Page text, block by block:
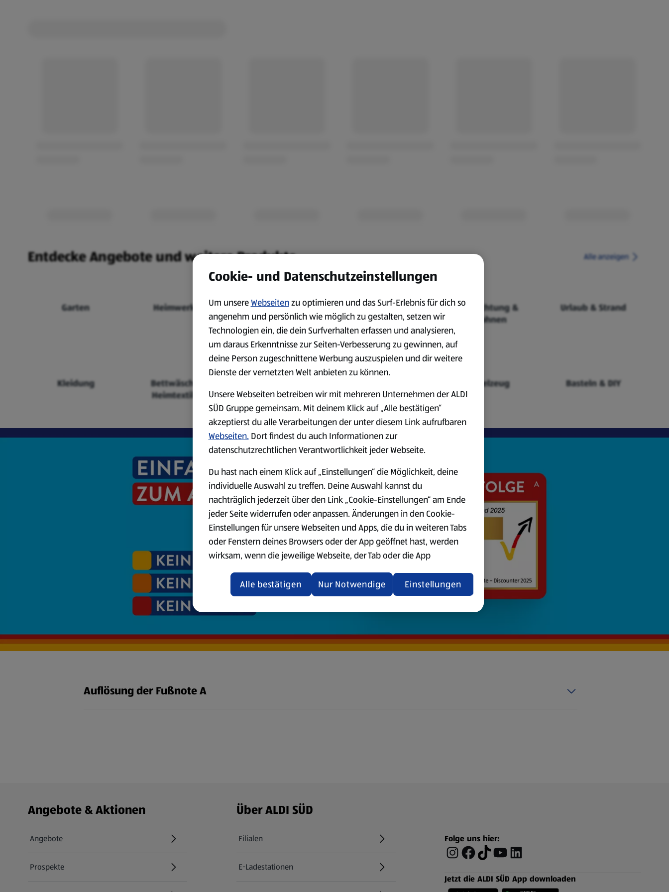
Entdecke Angebote und weitere Produkte. Alle anzeigen
Garten Heimwerken Camping Outdoor & Freizeit
Einrichtung &
Wohnen
Urlaub & Strand
Kleidung
Bettwäsche &
Heimtextilien
Spielzeug Basteln & DIY
Auflösung der Fußnote A
Fußzeilenmenü - weitere Links
Angebote & Aktionen
Angebote
Prospekte
Über ALDI SÜD
Filialen
E-Ladestationen
Folge uns hier:
Jetzt die ALDI SÜD App downloaden
Cookie- und Datenschutzeinstellungen
Um unsereWebseitenzu optimieren und das Surf-Erlebnis für dich so
angenehm und persönlich wie möglich zu gestalten, setzen wir
Technologien ein, die dein Surfverhalten erfassen und analysieren,
um daraus Erkenntnisse zur Seiten-Verbesserung zu gewinnen, auf
deine Person zugeschnittene Werbung auszuspielen und dir weitere
Dienste der vernetzten Welt anbieten zu können.
Unsere Webseiten betreiben wir mit mehreren Unternehmen der ALDI
SÜD Gruppe gemeinsam. Mit deinem Klick auf „Alle bestätigen“
akzeptierst du alle Verarbeitungen der unter diesem Link aufrufbaren
Webseiten. Dort findest du auch Informationen zur
datenschutzrechtlichen Verantwortlichkeit jeder Webseite.
Du hast nach einem Klick auf „Einstellungen“ die Möglichkeit, deine
individuelle Auswahl zu treffen. Deine Auswahl kannst du
nachträglich jederzeit über den Link „Cookie-Einstellungen“ am Ende
jeder Seite widerrufen oder anpassen. Änderungen in den Cookie-
Einstellungen für unsere Webseiten und Apps, die du in weiteren Tabs
oder Fenstern deines Browsers oder der App geöffnet hast, werden
wirksam, wenn die jeweilige Webseite, der Tab oder die App
aktualisiert oder geschlossen und anschließend wieder geöffnet
Datenschutzerklärung zur Verfügung.
Übersicht der Webseitenbetreiber und Datenschutzerklärungen
Einstellungen
Nur Notwendige
Alle bestätigen